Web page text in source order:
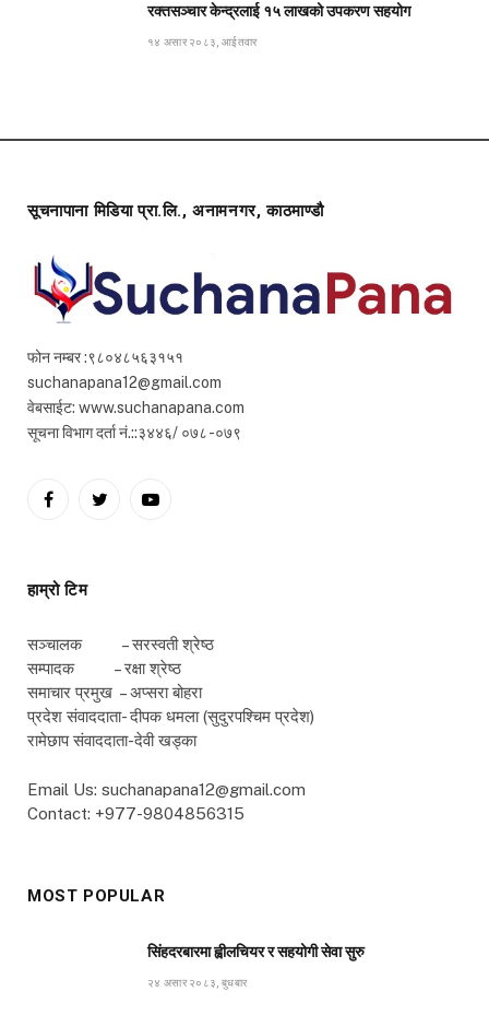
रक्तसञ्चार केन्द्रलाई १५ लाखको उपकरण सहयोग
१४ असार २०८३, आईतवार
सूचनापाना मिडिया प्रा.लि., अनामनगर, काठमाण्डौ
फोन नम्बर :९८०४८५६३१५१
suchanapana12@gmail.com
वेबसाईट: www.suchanapana.com
सूचना विभाग दर्ता नं.::३४४६/ ०७८ -०७९
FacebookTwitterYouTube
हाम्रो टिम
सञ्चालक – सरस्वती श्रेष्ठ
सम्पादक – रक्षा श्रेष्ठ
समाचार प्रमुख – अप्सरा बोहरा
प्रदेश संवाददाता- दीपक धमला (सुदुरपश्चिम प्रदेश)
रामेछाप संवाददाता-देवी खड्का
Email Us: suchanapana12@gmail.com
Contact: +977-9804856315
MOST POPULAR
सिंहदरबारमा ह्वीलचियर र सहयोगी सेवा सुरु
२४ असार २०८३, बुधबार